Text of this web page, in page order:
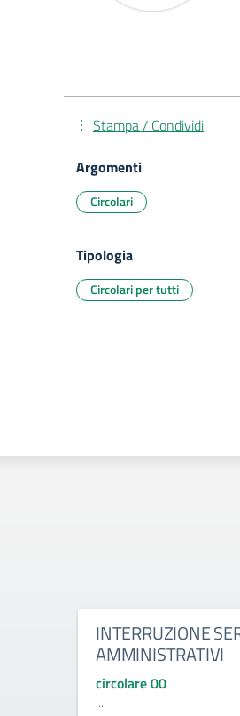
Stampa / Condividi
Argomenti
Circolari
Tipologia
Circolari per tutti
INTERRUZIONE
AMMINISTRATIVI
circolare 00
...